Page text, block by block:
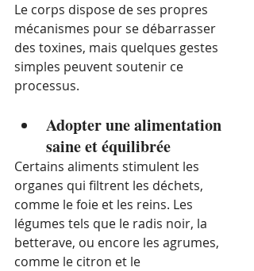
Le corps dispose de ses propres
mécanismes pour se débarrasser
des toxines, mais quelques gestes
simples peuvent soutenir ce
processus.
Adopter une alimentation
saine et équilibrée
Certains aliments stimulent les
organes qui filtrent les déchets,
comme le foie et les reins. Les
légumes tels que le radis noir, la
betterave, ou encore les agrumes,
comme le citron et le